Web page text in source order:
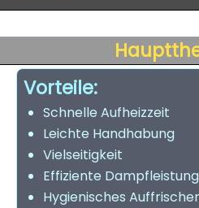
Vorteile:
Schnelle Aufheizzeit
Leichte Handhabung
Vielseitigkeit
Effiziente Dampfleistung
Hygienisches